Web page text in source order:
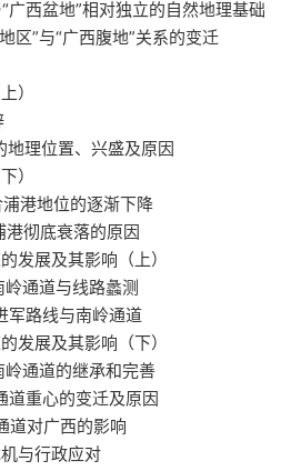
广西盆地”相对独立的自然地理基础
区”与“广西腹地”关系的变迁
）
地理位置、兴盛及原因
）
港地位的逐渐下降
港彻底衰落的原因
发展及其影响（上）
岭通道与线路蠡测
军路线与南岭通道
发展及其影响（下）
岭通道的继承和完善
道重心的变迁及原因
道对广西的影响
与行政应对